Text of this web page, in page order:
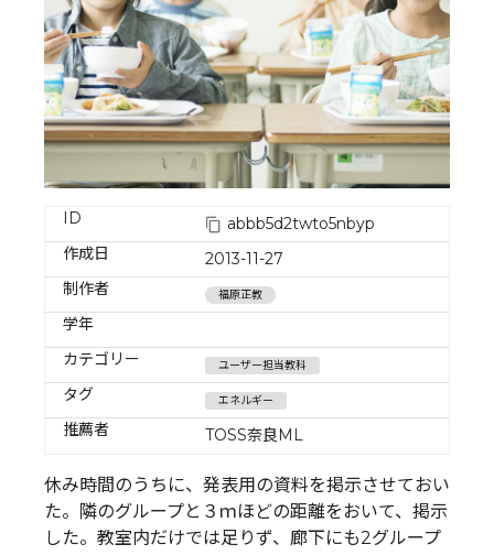
ID
abbb5d2twto5nbyp
作成日
2013-11-27
制作者
福原正教
学年
カテゴリー
ユーザー担当教科
タグ エネルギー
推薦者 TOSS奈良ML
休み時間のうちに、発表用の資料を掲示させておい
た。隣のグループと３ｍほどの距離をおいて、掲示
した。教室内だけでは足りず、廊下にも2グループ